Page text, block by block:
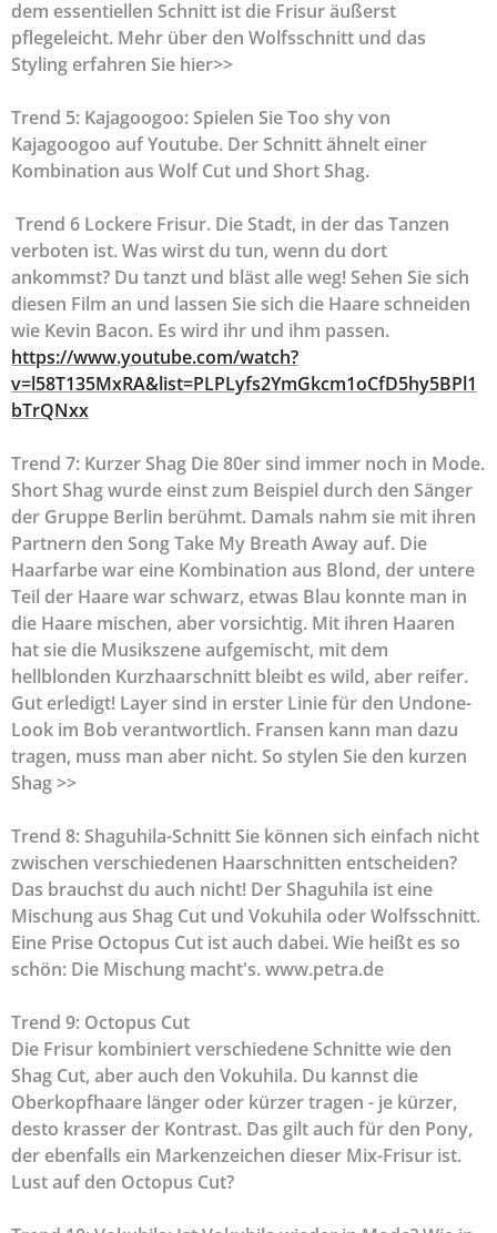
dem essentiellen Schnitt ist die Frisur äußerst
pflegeleicht. Mehr über den Wolfsschnitt und das
Styling erfahren Sie hier>>
Trend 5: Kajagoogoo: Spielen Sie Too shy von
Kajagoogoo auf Youtube. Der Schnitt ähnelt einer
Kombination aus Wolf Cut und Short Shag.
Trend 6 Lockere Frisur. Die Stadt, in der das Tanzen
verboten ist. Was wirst du tun, wenn du dort
ankommst? Du tanzt und bläst alle weg! Sehen Sie sich
diesen Film an und lassen Sie sich die Haare schneiden
wie Kevin Bacon. Es wird ihr und ihm passen.
https://www.youtube.com/watch?
v=l58T135MxRA&list=PLPLyfs2YmGkcm1oCfD5hy5BPl1
bTrQNxx
Trend 7: Kurzer Shag Die 80er sind immer noch in Mode.
Short Shag wurde einst zum Beispiel durch den Sänger
der Gruppe Berlin berühmt. Damals nahm sie mit ihren
Partnern den Song Take My Breath Away auf. Die
Haarfarbe war eine Kombination aus Blond, der untere
Teil der Haare war schwarz, etwas Blau konnte man in
die Haare mischen, aber vorsichtig. Mit ihren Haaren
hat sie die Musikszene aufgemischt, mit dem
hellblonden Kurzhaarschnitt bleibt es wild, aber reifer.
Gut erledigt! Layer sind in erster Linie für den Undone-
Look im Bob verantwortlich. Fransen kann man dazu
tragen, muss man aber nicht. So stylen Sie den kurzen
Shag >>
Trend 8: Shaguhila-Schnitt Sie können sich einfach nicht
zwischen verschiedenen Haarschnitten entscheiden?
Das brauchst du auch nicht! Der Shaguhila ist eine
Mischung aus Shag Cut und Vokuhila oder Wolfsschnitt.
Eine Prise Octopus Cut ist auch dabei. Wie heißt es so
schön: Die Mischung macht's. www.petra.de
Trend 9: Octopus Cut
Die Frisur kombiniert verschiedene Schnitte wie den
Shag Cut, aber auch den Vokuhila. Du kannst die
Oberkopfhaare länger oder kürzer tragen - je kürzer,
desto krasser der Kontrast. Das gilt auch für den Pony,
der ebenfalls ein Markenzeichen dieser Mix-Frisur ist.
Lust auf den Octopus Cut?